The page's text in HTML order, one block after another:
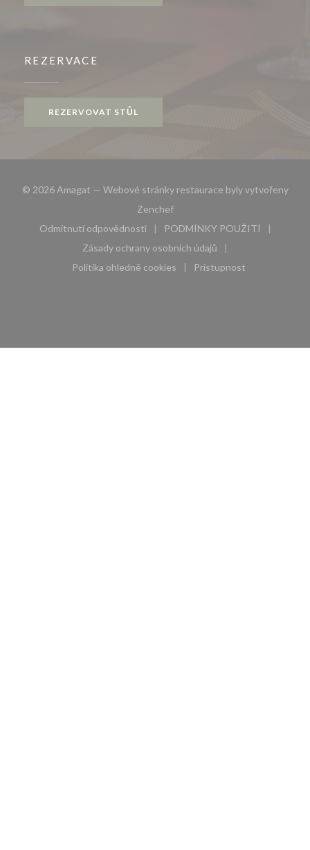
REZERVACE
REZERVOVAT STŮL
© 2026 Amagat — Webové stránky restaurace byly vytvořeny
Zenchef((otevře se v novém okně))
Odmítnutí odpovědnosti
((otevře se v novém okně))
PODMÍNKY POUŽITÍ
((otevře se v novém
Zásady ochrany osobních údajů
((otevře se v novém okně))
Politika ohledně cookies
((otevře se v novém okně))
Pristupnost
((otevře se v novém